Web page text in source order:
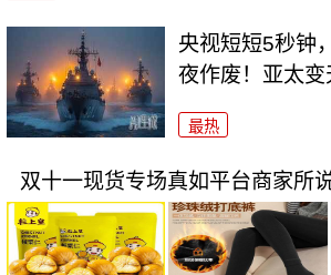
央视短短5秒钟
夜作废！亚太变
最热
双十一现货专场真如平台商家所